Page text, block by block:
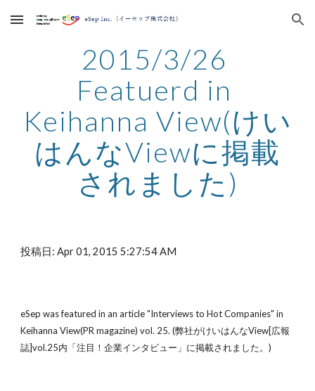
Skip to main content Skip to navigation
2015/3/26
Featuerd in
Keihanna View(けい
はんなViewに掲載
されました)
投稿日: Apr 01, 2015 5:27:54 AM
eSep was featured in an article "Interviews to Hot Companies" in
Keihanna View(PR magazine) vol. 25. (弊社がけいはんなView[広報
誌]vol.25内「注目！企業インタビュー」に掲載されました。)